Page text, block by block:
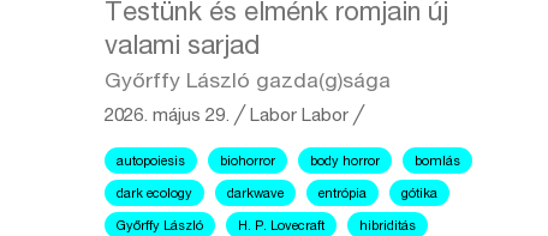
Testünk és elménk romjain új
valami sarjad
Győrffy László gazda(g)sága
2026. május 29. ╱Labor Labor ╱
autopoiesis biohorror body horror bomlás
dark ecology darkwave entrópia gótika
Győrffy László H. P. Lovecraft hibriditás